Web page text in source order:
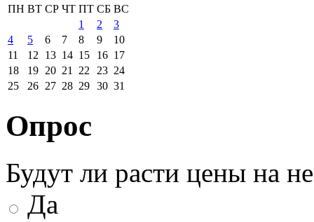
ПН ВТ СР ЧТ ПТ СБ ВС
1
2
3
4
5 6 7 8 9
10
11
12 13 14 15 16 17
18
19 20 21 22 23 24
25
26 27 28 29 30 31
Опрос
Будут ли расти цены на
Да